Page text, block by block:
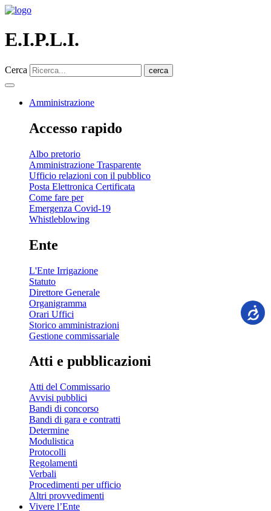
E.I.P.L.I.
Cerca cerca
Amministrazione
Accesso rapido
Albo pretorio
Amministrazione Trasparente
Ufficio relazioni con il pubblico
Posta Elettronica Certificata
Come fare per
Emergenza Covid-19
Whistleblowing
Ente
L'Ente Irrigazione
Statuto
Direttore Generale
Organigramma
Orari Uffici
Storico amministrazioni
Gestione commissariale
Atti e pubblicazioni
Atti del Commissario
Avvisi pubblici
Bandi di concorso
Bandi di gara e contratti
Determine
Modulistica
Protocolli
Regolamenti
Verbali
Procedimenti per ufficio
Altri provvedimenti
Vivere l’Ente